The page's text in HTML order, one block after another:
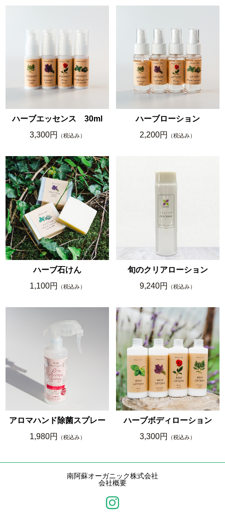
ハーブエッセンス 30ml
3,300円
（税込み）
ハーブローション
2,200円
（税込み）
ハーブ石けん
1,100円
（税込み）
旬のクリアローション
9,240円
（税込み）
アロマハンド除菌スプレー
1,980円
（税込み）
ハーブボディローション
3,300円
（税込み）
南阿蘇オーガニック株式会社
会社概要